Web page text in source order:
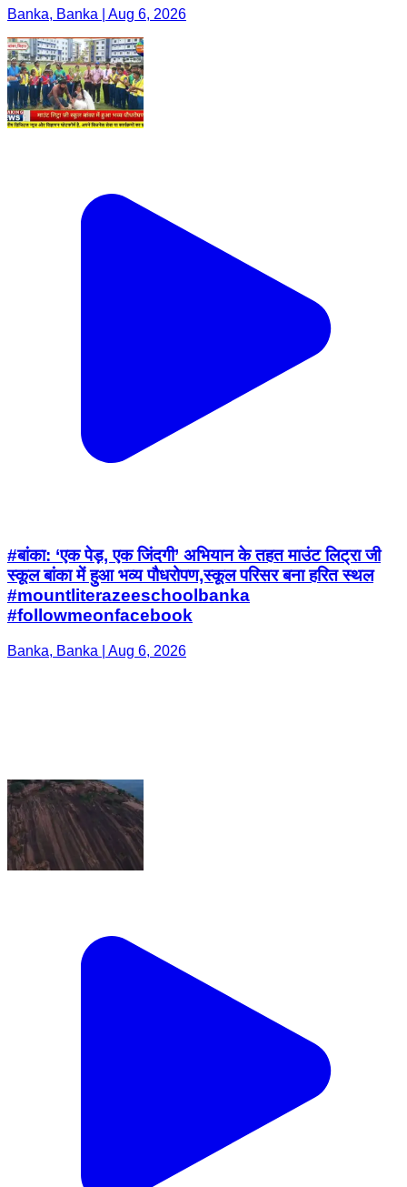
Banka, Banka | Aug 6, 2026
#बांका: ‘एक पेड़, एक जिंदगी’ अभियान के तहत माउंट लिट्रा जी
स्कूल बांका में हुआ भव्य पौधरोपण,स्कूल परिसर बना हरित स्थल
#mountliterazeeschoolbanka
#followmeonfacebook
Banka, Banka | Aug 6, 2026